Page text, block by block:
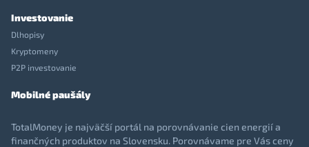
Investovanie
Dlhopisy
Kryptomeny
P2P investovanie
Mobilné paušály
TotalMoney je najväčší portál na porovnávanie cien energií a
finančných produktov na Slovensku. Porovnávame pre Vás ceny